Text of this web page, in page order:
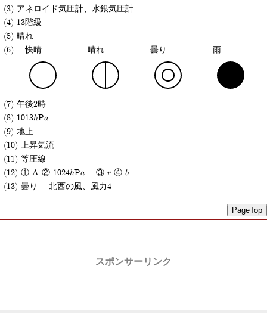
(3) アネロイド気圧計、水銀気圧計
(4) 13階級
(5) 晴れ
(6)
快晴 晴れ 曇り 雨
(7) 午後2時
(8) 1013hPa
(9) 地上
(10) 上昇気流
(11) 等圧線
(12) ① A ② 1024hPa ③ r ④ b
(13) 曇り 北西の風、風力4
PageTop